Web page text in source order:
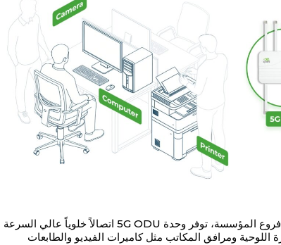
باعتبارها الجهاز المخصص للوصول إلى شبكة الجيل الخامس عبر فروع المؤسسة، توفر وحدة 5G ODU اتصالاً خلوياً عالي السرعة
اللوحية ومرافق المكاتب مثل كاميرات الفيديو والطابعات